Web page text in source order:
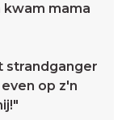
mama
strandganger
op z'n